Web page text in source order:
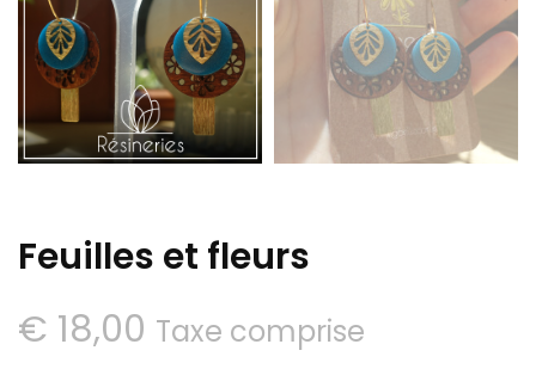
Feuilles et fleurs
€ 18,00 Taxe comprise